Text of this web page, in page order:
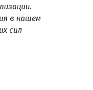
в нашем
сил